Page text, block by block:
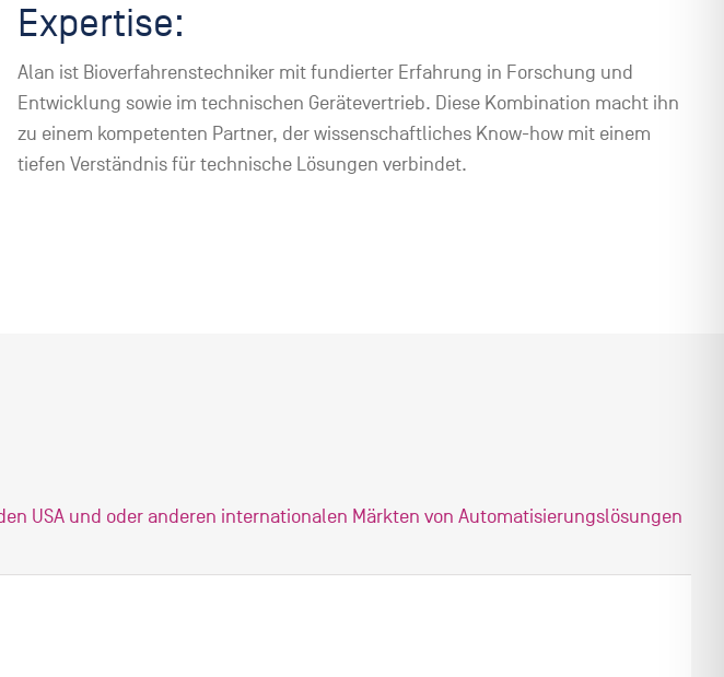
Expertise:
Alan ist Bioverfahrenstechniker mit fundierter Erfahrung in Forschung und
Entwicklung sowie im technischen Gerätevertrieb. Diese Kombination macht ihn
zu einem kompetenten Partner, der wissenschaftliches Know-how mit einem
tiefen Verständnis für technische Lösungen verbindet.
USA und oder anderen internationalen Märkten von Automatisierungslösungen